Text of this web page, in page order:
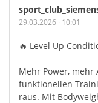
29.03.2026 · 10:01
🔥 Level Up
Mehr Power, mehr
funktionellen
raus. Mit